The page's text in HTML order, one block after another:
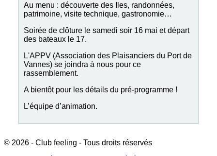
Au menu : découverte des Iles, randonnées,
patrimoine, visite technique, gastronomie…
Soirée de clôture le samedi soir 16 mai et départ
des bateaux le 17.
L'APPV (Association des Plaisanciers du Port de
Vannes) se joindra à nous pour ce
rassemblement.
A bientôt pour les détails du pré-programme !
L’équipe d’animation.
© 2026 - Club feeling - Tous droits réservés